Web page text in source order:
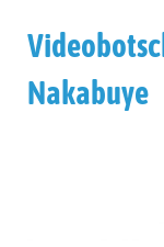
Nakabuye